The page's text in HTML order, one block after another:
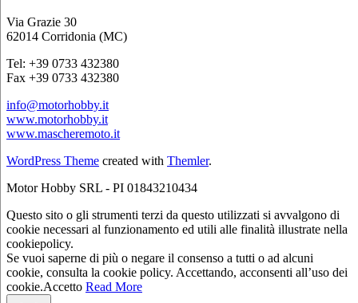
Via Grazie 30
62014 Corridonia (MC)
Tel: +39 0733 432380
Fax +39 0733 432380
info@motorhobby.it
www.motorhobby.it
www.mascheremoto.it
WordPress Theme created with Themler.
Motor Hobby SRL - PI 01843210434
Questo sito o gli strumenti terzi da questo utilizzati si avvalgono di
cookie necessari al funzionamento ed utili alle finalità illustrate nella
cookiepolicy.
Se vuoi saperne di più o negare il consenso a tutti o ad alcuni
cookie, consulta la cookie policy. Accettando, acconsenti all’uso dei
cookie.Accetto Read More